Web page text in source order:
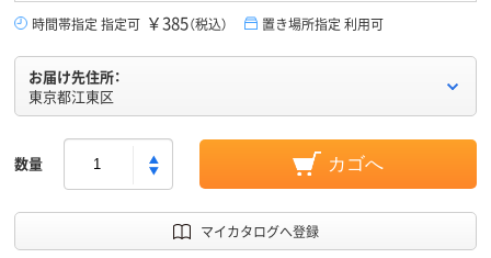
時間帯指定 指定可 ￥385（税込） 置き場所指定 利用可
お届け先住所：
東京都江東区
数量 カゴへ
マイカタログへ登録